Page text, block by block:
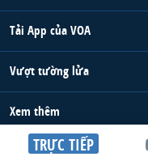
TRỰC TIẾP
Tải App của VOA
Vượt tường lửa
Xem thêm